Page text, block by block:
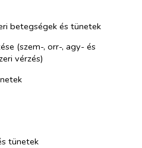
betegségek és tünetek
(szem-, orr-, agy- és
vérzés)
tünetek